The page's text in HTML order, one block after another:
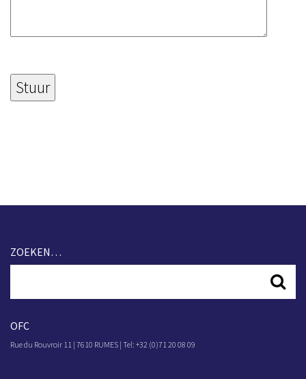
ZOEKEN…
OFC
Rue du Rouvroir 11 | 7610 RUMES | Tel: +32 (0)71 20 08 09